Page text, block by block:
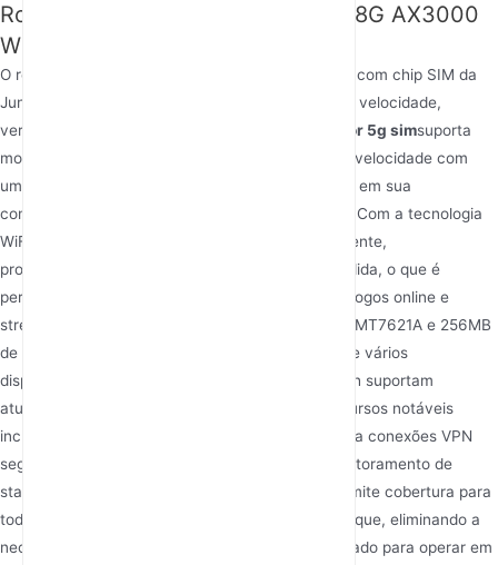
Router 5G com SIM card, 2.4G&5.8G AX3000
WiFi 6 NSA SA
O roteador 2.4g&5.8g AX3000 WiFi 6 NSA SA 5G com chip SIM da
Junhaoyue oferece uma combinação atraente de velocidade,
versatilidade e tecnologia avançada. Este
roteador 5g simsuporta
modos 5G NSA e SA, fornecendo internet de alta velocidade com
uma taxa de transferência máxima de 3000Mbps em sua
configuração de banda dupla (2.4GHz e 5.8GHz). Com a tecnologia
WiFi 6, ele suporta até 128 usuários simultaneamente,
proporcionando baixa latência e cobertura estendida, o que é
perfeito para aplicações de alta demanda, como jogos online e
streaming de vídeo 4K. Alimentado por uma CPU MT7621A e 256MB
de RAM, ele garante o gerenciamento eficiente de vários
dispositivos, enquanto os 128MB de memória flash suportam
atualizações de firmware sem problemas. Os recursos notáveis
incluem uma porta WAN de 2.5Gbps, ZeroTier para conexões VPN
seguras e um sinal de luz pulsante para fácil monitoramento de
status. A capacidade Easy Mesh do roteador permite cobertura para
toda a casa com uma simples expansão de um toque, eliminando a
necessidade de configurações complexas. Projetado para operar em